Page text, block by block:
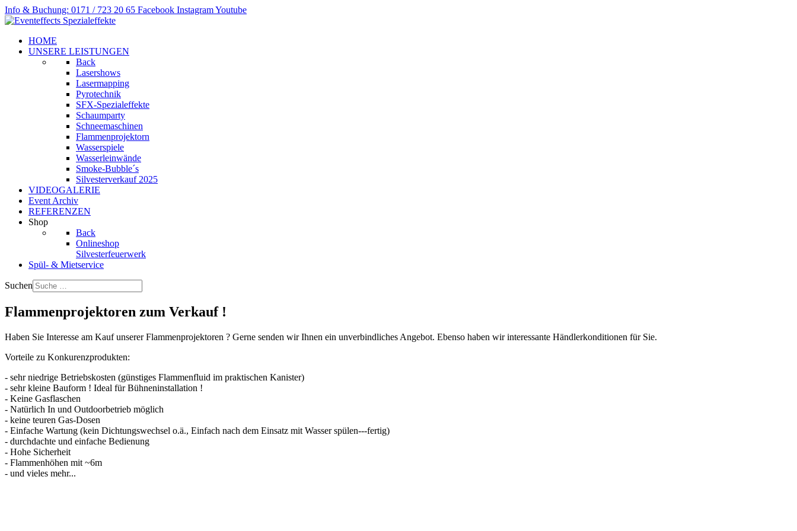
Info & Buchung: 0171 / 723 20 65 Facebook InstagramYoutube
HOME
UNSERE LEISTUNGEN
Back
Lasershows
Lasermapping
Pyrotechnik
SFX-Spezialeffekte
Schaumparty
Schneemaschinen
Flammenprojektorn
Wasserspiele
Wasserleinwände
Smoke-Bubble´s
Silvesterverkauf 2025
VIDEOGALERIE
Event Archiv
REFERENZEN
Shop
Back
Onlineshop
Silvesterfeuerwerk
Spül- & Mietservice
Suchen
Flammenprojektoren zum Verkauf !
Haben Sie Interesse am Kauf unserer Flammenprojektoren ? Gerne senden wir Ihnen ein unverbindliches Angebot. Ebenso haben wir interessante Händlerkonditionen für Sie.
Vorteile zu Konkurenzprodukten:
- sehr niedrige Betriebskosten (günstiges Flammenfluid im praktischen Kanister)
- sehr kleine Bauform ! Ideal für Bühneninstallation !
- Keine Gasflaschen
- Natürlich In und Outdoorbetrieb möglich
- keine teuren Gas-Dosen
- Einfache Wartung (kein Dichtungswechsel o.ä., Einfach nach dem Einsatz mit Wasser spülen---fertig)
- durchdachte und einfache Bedienung
- Hohe Sicherheit
- Flammenhöhen mit ~6m
- und vieles mehr...